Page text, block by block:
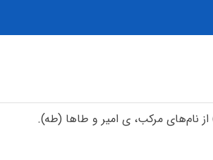
از نام‌های مرکب، ی امیر و طاها (طه).